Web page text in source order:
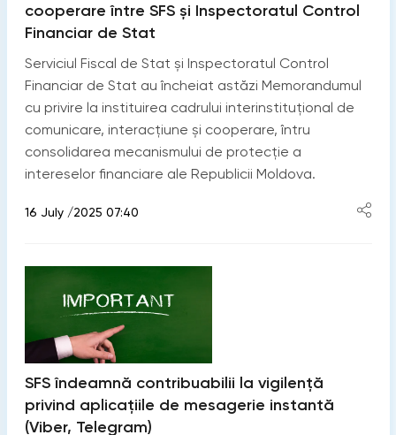
cooperare între SFS și Inspectoratul Control
Financiar de Stat
Serviciul Fiscal de Stat și Inspectoratul Control
Financiar de Stat au încheiat astăzi Memorandumul
cu privire la instituirea cadrului interinstituțional de
comunicare, interacțiune și cooperare, întru
consolidarea mecanismului de protecție a
intereselor financiare ale Republicii Moldova.
16 July /2025 07:40
SFS îndeamnă contribuabilii la vigilență
privind aplicațiile de mesagerie instantă
(Viber, Telegram)